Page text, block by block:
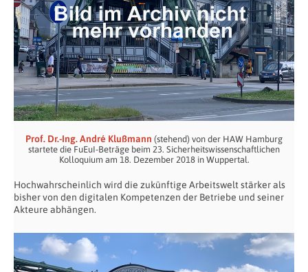
Prof. Dr.-Ing. André Klußmann (stehend) von der HAW Hamburg
startete die FuEuI-Beträge beim 23. Sicherheitswissenschaftlichen
Kolloquium am 18. Dezember 2018 in Wuppertal.
Hochwahrscheinlich wird die zukünftige Arbeitswelt stärker als
bisher von den digitalen Kompetenzen der Betriebe und seiner
Akteure abhängen.